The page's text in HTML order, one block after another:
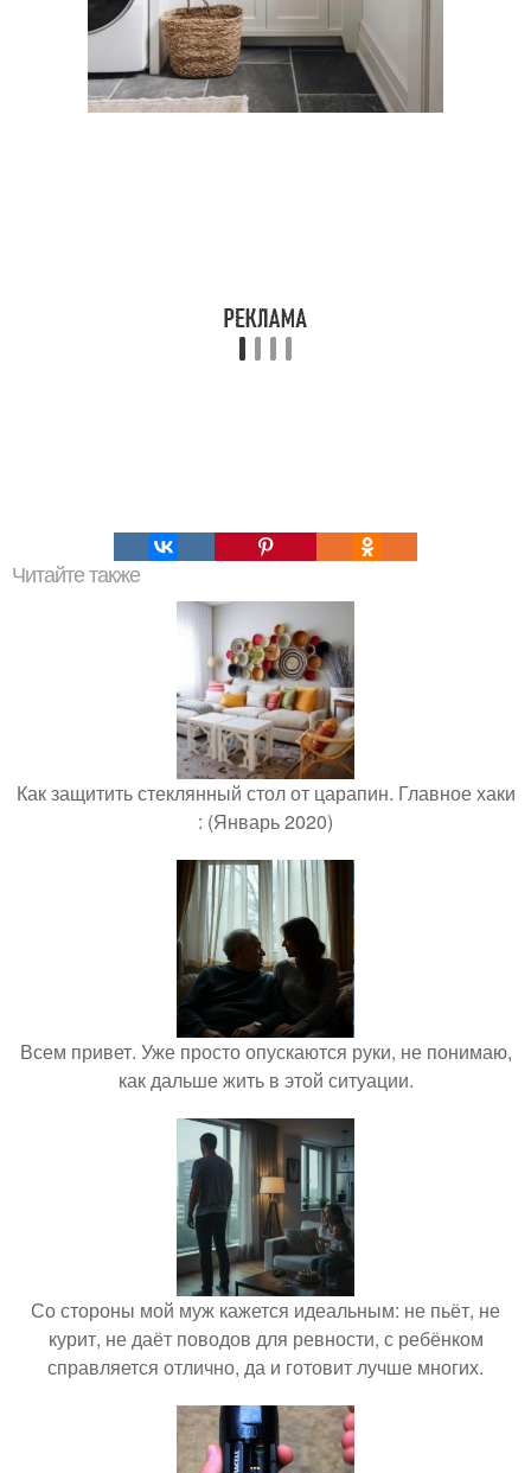
Читайте также
Как защитить стеклянный стол от царапин. Главное хаки
: (Январь 2020)
Всем привет. Уже просто опускаются руки, не понимаю,
как дальше жить в этой ситуации.
Со стороны мой муж кажется идеальным: не пьёт, не
курит, не даёт поводов для ревности, с ребёнком
справляется отлично, да и готовит лучше многих.